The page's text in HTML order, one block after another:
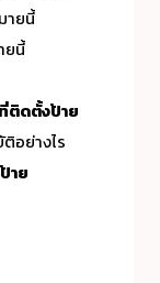
ายนี้
ยนี้
ติดตั้งป้าย
อย่างไร
าย